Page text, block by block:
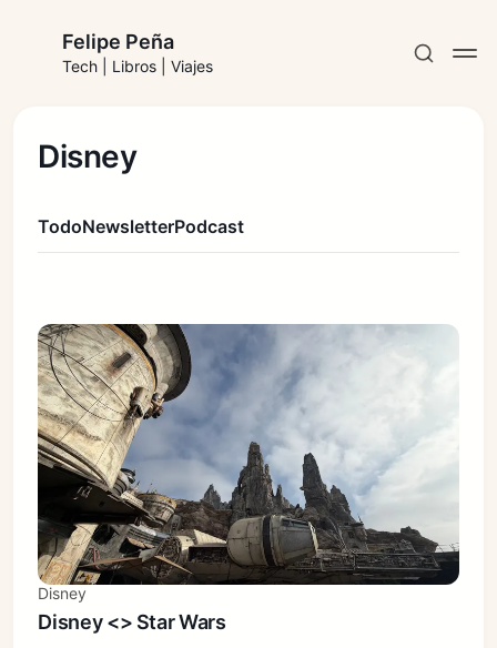
Felipe Peña
Tech | Libros | Viajes
Disney
TodoNewsletterPodcast
Disney
Disney <> Star Wars